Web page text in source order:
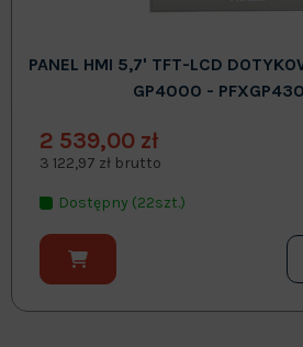
PANEL HMI 5,7' TFT-LCD
GP4000 -
2 539,00 zł
3 122,97 zł brutto
Dostępny (22szt.)